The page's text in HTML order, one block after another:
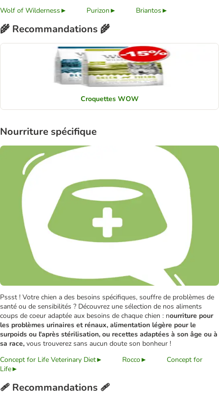
Wolf of Wilderness►
Purizon► Briantos►
🌾​ Recommandations 🌾​
Croquettes WOW
Nourriture spécifique
Pssst ! Votre chien a des besoins spécifiques, souffre de problèmes de
santé ou de sensibilités ? Découvrez une sélection de nos aliments
coups de coeur adaptée aux besoins de chaque chien : nourriture pour
les problèmes urinaires et rénaux, alimentation légère pour le
surpoids ou l'après stérilisation, ou recettes adaptées à son âge ou à
sa race, vous trouverez sans aucun doute son bonheur !
Concept for Life Veterinary Diet►
Rocco►
Concept for
Life►
🩹 Recommandations 🩹​